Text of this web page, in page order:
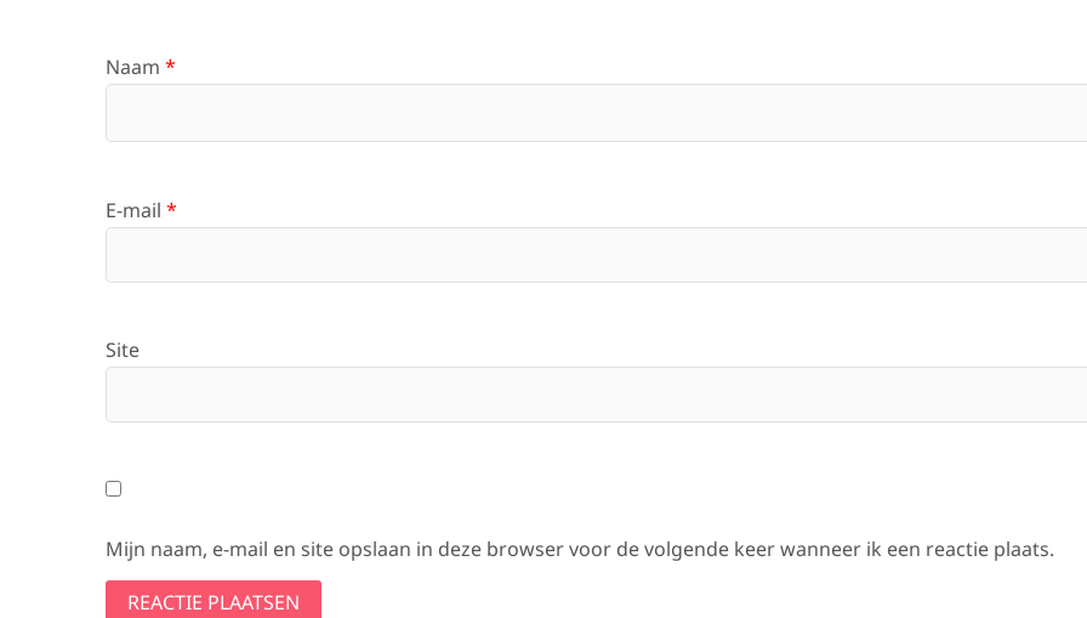
Naam *
E-mail *
Site
Mijn naam, e-mail en site opslaan in deze browser voor de volgende keer wanneer ik een reactie plaats.